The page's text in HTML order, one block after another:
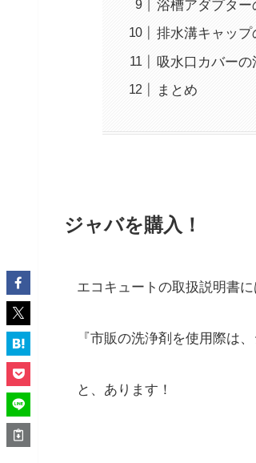
浴槽アダプター
排水溝キャップ
吸水口カバーの
まとめ
ジャバを購入！
エコキュートの取扱説明書に
『市販の洗浄剤を使用際は
と、あります！